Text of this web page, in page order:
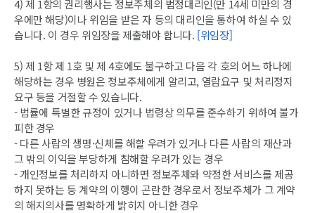
4) 제 1항의 권리행사는 정보주체의 법정대리인(만 14세 미만의 경
우에만 해당)이나 위임을 받은 자 등의 대리인을 통하여 하실 수 있
습니다. 이 경우 위임장을 제출해야 합니다. [위임장]
5) 제 1항 제 1호 및 제 4호에도 불구하고 다음 각 호의 어느 하나에
해당하는 경우 병원은 정보주체에게 알리고, 열람요구 및 처리정지
요구 등을 거절할 수 있습니다.
- 법률에 특별한 규정이 있거나 법령상 의무를 준수하기 위하여 불가
피한 경우
- 다른 사람의 생명·신체를 해할 우려가 있거나 다른 사람의 재산과
그 밖의 이익을 부당하게 침해할 우려가 있는 경우
- 개인정보를 처리하지 아니하면 정보주체와 약정한 서비스를 제공
하지 못하는 등 계약의 이행이 곤란한 경우로서 정보주체가 그 계약
의 해지의사를 명확하게 밝히지 아니한 경우